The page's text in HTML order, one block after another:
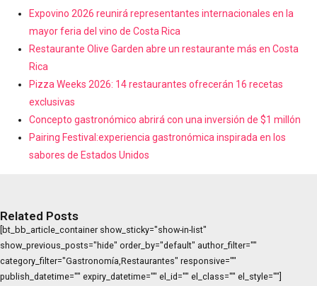
Expovino 2026 reunirá representantes internacionales en la
mayor feria del vino de Costa Rica
Restaurante Olive Garden abre un restaurante más en Costa
Rica
Pizza Weeks 2026: 14 restaurantes ofrecerán 16 recetas
exclusivas
Concepto gastronómico abrirá con una inversión de $1 millón
Pairing Festival:experiencia gastronómica inspirada en los
sabores de Estados Unidos
Related Posts
[bt_bb_article_container show_sticky="show-in-list"
show_previous_posts="hide" order_by="default" author_filter=""
category_filter="Gastronomía,Restaurantes" responsive=""
publish_datetime="" expiry_datetime="" el_id="" el_class="" el_style=""]